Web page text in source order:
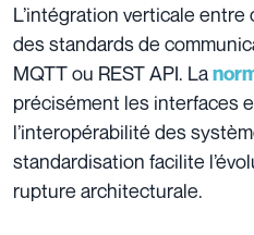
L’intégration verticale
des standards de
MQTT ou REST API. La
précisément les interfaces
l’interopérabilité des
standardisation facilite
rupture architecturale.